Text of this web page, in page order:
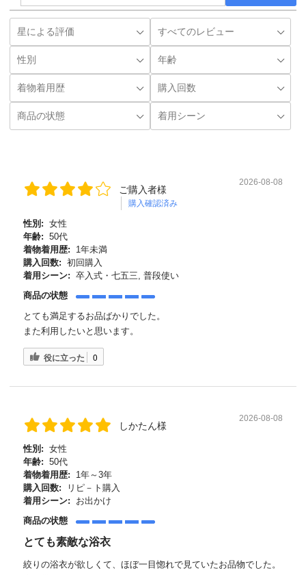
ご購入者様
購入確認済み
2026-08-08
性別: 女性
年齢: 50代
着物着用歴:
1年未満
購入回数: 初回購入
着用シーン: 卒入式・七五三, 普段使い
商品の状態
とても満足するお品ばかりでした。
また利用したいと思います。
役に立った 0
しかたん様
2026-08-08
性別: 女性
年齢: 50代
着物着用歴:
1年～3年
購入回数:
リピ－ト購入
着用シーン:
お出かけ
商品の状態
とても素敵な浴衣
絞りの浴衣が欲しくて、ほぼ一目惚れで見ていたお品物でした。